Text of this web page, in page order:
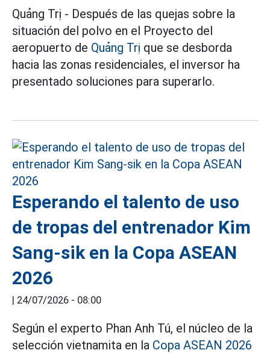
Quảng Trị - Después de las quejas sobre la
situación del polvo en el Proyecto del
aeropuerto de Quảng Trị que se desborda
hacia las zonas residenciales, el inversor ha
presentado soluciones para superarlo.
Esperando el talento de uso
de tropas del entrenador Kim
Sang-sik en la Copa ASEAN
2026
| 24/07/2026 - 08:00
Según el experto Phan Anh Tú, el núcleo de la
selección vietnamita en la Copa ASEAN 2026